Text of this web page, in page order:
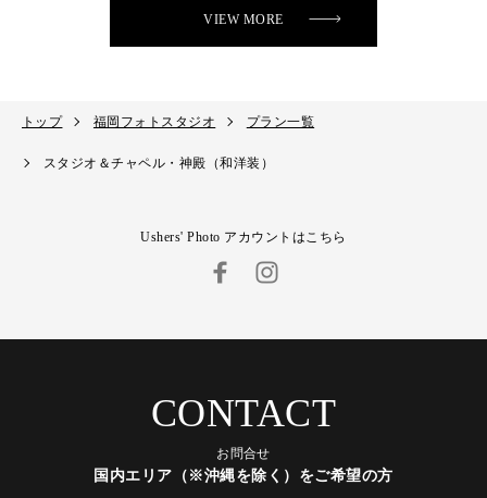
VIEW MORE
トップ 福岡フォトスタジオ プラン一覧
スタジオ＆チャペル・神殿（和洋装）
Ushers' Photo アカウントはこちら
CONTACT
お問合せ
国内エリア（※沖縄を除く）をご希望の方